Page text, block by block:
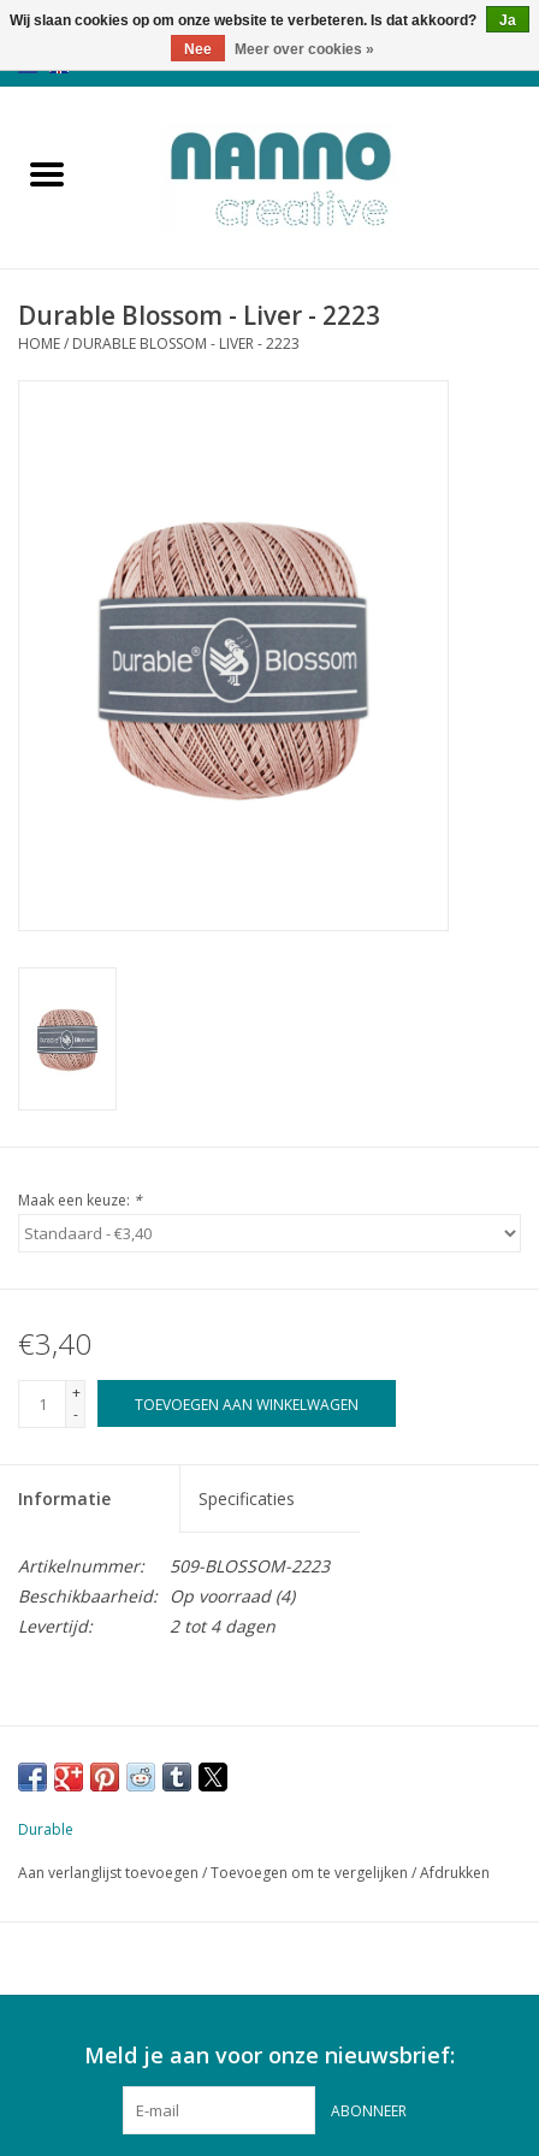
Producten
Nieuws
Cadeaubonnen
Durable Blossom - Liver - 2223
HOME/ DURABLE BLOSSOM - LIVER - 2223
Maak een keuze: *
€3,40
+
-
TOEVOEGEN AAN WINKELWAGEN
Informatie Specificaties
Artikelnummer:
509-BLOSSOM-2223
Beschikbaarheid:
Op voorraad(4)
Levertijd:
2 tot 4 dagen
Durable
Aan verlanglijst toevoegen /Toevoegen om te vergelijken /Afdrukken
Meld je aan voor onze nieuwsbrief:
ABONNEER
Wij slaan cookies op om onze website te verbeteren. Is dat akkoord?
Ja
Nee
Meer over cookies »